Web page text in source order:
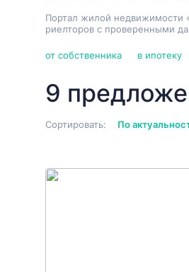
Портал жилой недвижимости
риелторов с проверенными
от собственника в ипотеку
9
Сортировать: По